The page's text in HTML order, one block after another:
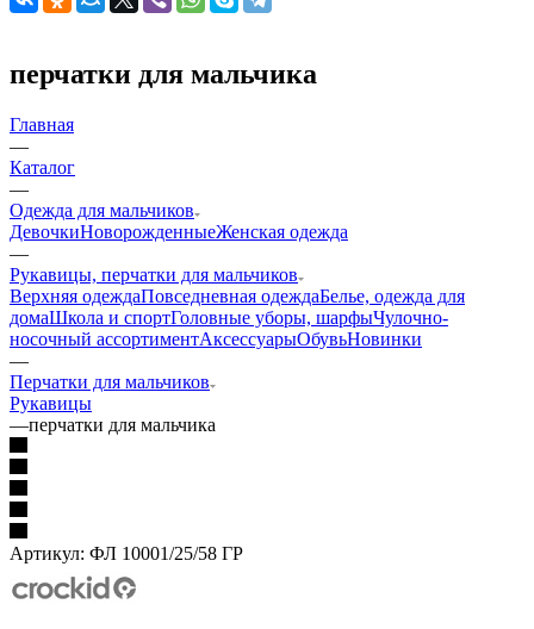
перчатки для мальчика
Главная
—
Каталог
—
Одежда для мальчиков
ДевочкиНоворожденныеЖенская одежда
—
Рукавицы, перчатки для мальчиков
Верхняя одеждаПовседневная одеждаБелье, одежда для
домаШкола и спортГоловные уборы, шарфыЧулочно-
носочный ассортиментАксессуарыОбувьНовинки
—
Перчатки для мальчиков
Рукавицы
—перчатки для мальчика
Артикул: ФЛ 10001/25/58 ГР